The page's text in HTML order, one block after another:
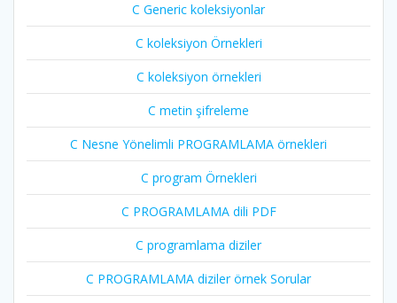
C Generic koleksiyonlar
C koleksiyon Örnekleri
C koleksiyon örnekleri
C metin şifreleme
C Nesne Yönelimli PROGRAMLAMA örnekleri
C program Örnekleri
C PROGRAMLAMA dili PDF
C programlama diziler
C PROGRAMLAMA diziler örnek Sorular